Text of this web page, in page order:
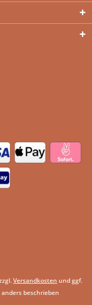
Versandkosten und ggf.
beschrieben